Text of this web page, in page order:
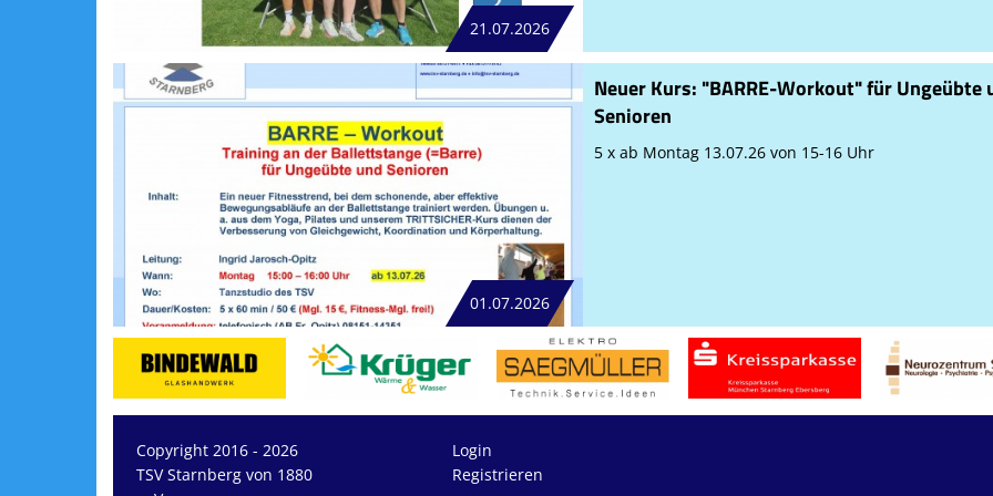
21.07.2026
01.07.2026
Neuer Kurs: "BARRE-Workout" für Ungeübte
Senioren
5 x ab Montag 13.07.26 von 15-16 Uhr
Copyright 2016 - 2026
TSV Starnberg von 1880
Login
Registrieren